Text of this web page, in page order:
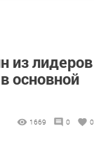
из лидеров
основной
1669 0 0